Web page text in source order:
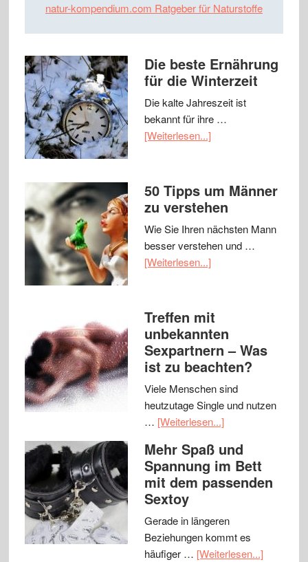
natur-kompendium.com Ratgeber für Naturstoffe
Die beste Ernährung
für die Winterzeit
Die kalte Jahreszeit ist
bekannt für ihre …
[Weiterlesen...]
50 Tipps um Männer
zu verstehen
Wie Sie Ihren nächsten Mann
besser verstehen und …
[Weiterlesen...]
Treffen mit
unbekannten
Sexpartnern – Was
ist zu beachten?
Viele Menschen sind
heutzutage Single und nutzen
… [Weiterlesen...]
Mehr Spaß und
Spannung im Bett
mit dem passenden
Sextoy
Gerade in längeren
Beziehungen kommt es
häufiger … [Weiterlesen...]